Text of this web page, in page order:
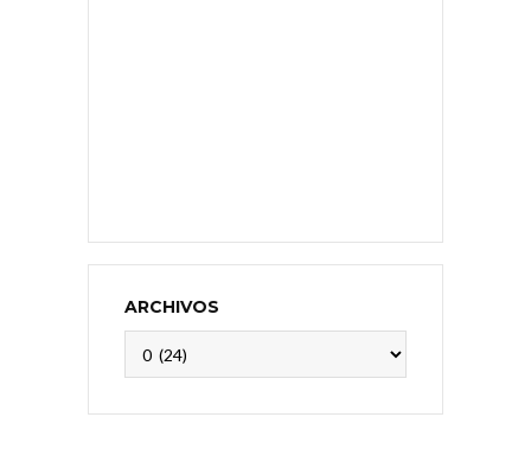
ARCHIVOS